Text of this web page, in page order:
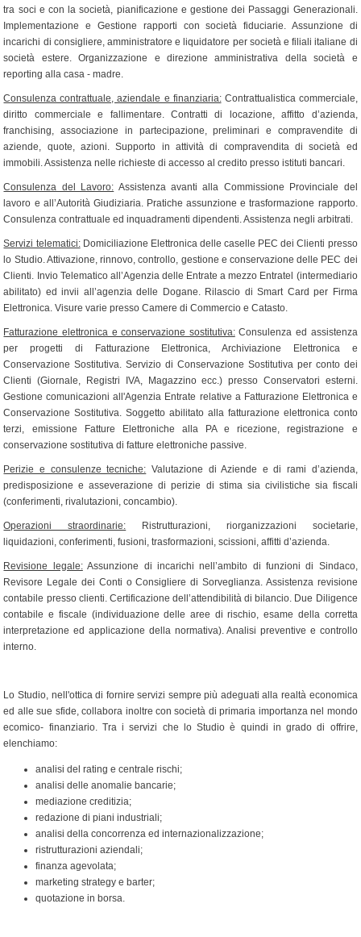
tra soci e con la società, pianificazione e gestione dei Passaggi Generazionali.
Implementazione e Gestione rapporti con società fiduciarie. Assunzione di
incarichi di consigliere, amministratore e liquidatore per società e filiali italiane di
società estere. Organizzazione e direzione amministrativa della società e
reporting alla casa - madre.
Consulenza contrattuale, aziendale e finanziaria:Contrattualistica commerciale,
diritto commerciale e fallimentare. Contratti di locazione, affitto d’azienda,
franchising, associazione in partecipazione, preliminari e compravendite di
aziende, quote, azioni. Supporto in attività di compravendita di società ed
immobili. Assistenza nelle richieste di accesso al credito presso istituti bancari.
Consulenza del Lavoro: Assistenza avanti alla Commissione Provinciale del
lavoro e all’Autorità Giudiziaria. Pratiche assunzione e trasformazione rapporto.
Consulenza contrattuale ed inquadramenti dipendenti. Assistenza negli arbitrati.
Servizi telematici:Domiciliazione Elettronica delle caselle PEC dei Clienti presso
lo Studio. Attivazione, rinnovo, controllo, gestione e conservazione delle PEC dei
Clienti. Invio Telematico all’Agenzia delle Entrate a mezzo Entratel (intermediario
abilitato) ed invii all’agenzia delle Dogane. Rilascio di Smart Card per Firma
Elettronica. Visure varie presso Camere di Commercio e Catasto.
Fatturazione elettronica e conservazione sostitutiva:Consulenza ed assistenza
per progetti di Fatturazione Elettronica, Archiviazione Elettronica e
Conservazione Sostitutiva. Servizio di Conservazione Sostitutiva per conto dei
Clienti (Giornale, Registri IVA, Magazzino ecc.) presso Conservatori esterni.
Gestione comunicazioni all'Agenzia Entrate relative a Fatturazione Elettronica e
Conservazione Sostitutiva. Soggetto abilitato alla fatturazione elettronica conto
terzi, emissione Fatture Elettroniche alla PA e ricezione, registrazione e
conservazione sostitutiva di fatture elettroniche passive.
Perizie e consulenze tecniche: Valutazione di Aziende e di rami d’azienda,
predisposizione e asseverazione di perizie di stima sia civilistiche sia fiscali
(conferimenti, rivalutazioni, concambio).
Operazioni straordinarie: Ristrutturazioni, riorganizzazioni societarie,
liquidazioni, conferimenti, fusioni, trasformazioni, scissioni, affitti d’azienda.
Revisione legale:Assunzione di incarichi nell’ambito di funzioni di Sindaco,
Revisore Legale dei Conti o Consigliere di Sorveglianza. Assistenza revisione
contabile presso clienti. Certificazione dell’attendibilità di bilancio. Due Diligence
contabile e fiscale (individuazione delle aree di rischio, esame della corretta
interpretazione ed applicazione della normativa). Analisi preventive e controllo
interno.
Lo Studio, nell'ottica di fornire servizi sempre più adeguati alla realtà economica
ed alle sue sfide, collabora inoltre con società di primaria importanza nel mondo
ecomico- finanziario. Tra i servizi che lo Studio è quindi in grado di offrire,
elenchiamo:
analisi del rating e centrale rischi;
analisi delle anomalie bancarie;
mediazione creditizia;
redazione di piani industriali;
analisi della concorrenza ed internazionalizzazione;
ristrutturazioni aziendali;
finanza agevolata;
marketing strategy e barter;
quotazione in borsa.